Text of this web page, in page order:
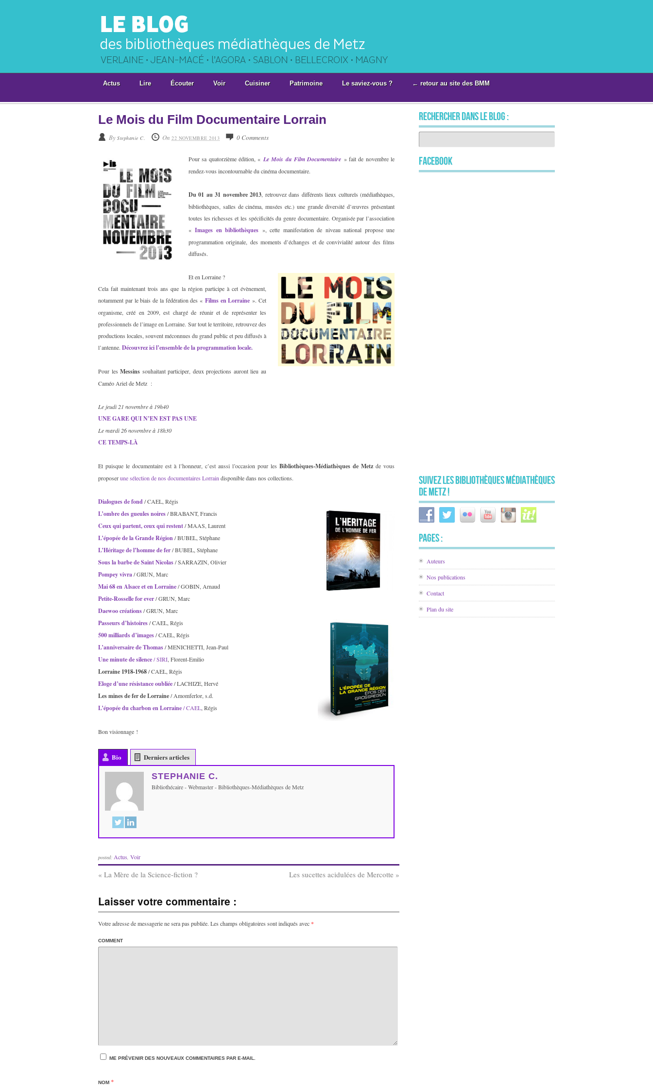
Actus Lire Écouter Voir Cuisiner Patrimoine Le saviez-vous ? ← retour au site des BMM
Le Mois du Film Documentaire Lorrain
By Stephanie C. On 22 NOVEMBRE 2013 0 Comments
Pour sa quatorzième édition, « Le Mois du Film Documentaire » fait de novembre le
rendez-vous incontournable du cinéma documentaire.
Du 01 au 31 novembre 2013 , retrouvez dans différents lieux culturels (médiathèques,
bibliothèques, salles de cinéma, musées etc.) une grande diversité d’œuvres présentant
toutes les richesses et les spécificités du genre documentaire. Organisée par l’association
«Images en bibliothèques », cette manifestation de niveau national propose une
programmation originale, des moments d’échanges et de convivialité autour des films
diffusés.
Et en Lorraine ?
Cela fait maintenant trois ans que la région participe à cet évènement,
notamment par le biais de la fédération des « Films en Lorraine ». Cet
organisme, créé en 2009, est chargé de réunir et de représenter les
professionnels de l’image en Lorraine. Sur tout le territoire, retrouvez des
productions locales, souvent méconnues du grand public et peu diffusés à
l’antenne. Découvrez ici l’ensemble de la programmation locale.
Pour les Messins souhaitant participer, deux projections auront lieu au
Caméo Ariel de Metz :
Le jeudi 21 novembre à 19h40
UNE GARE QUI N’EN EST PAS UNE
Le mardi 26 novembre à 18h30
CE TEMPS-LÀ
Et puisque le documentaire est à l’honneur, c’est aussi l’occasion pour les Bibliothèques-Médiathèques de Metz de vous
proposerune sélection de nos documentaires Lorrain disponible dans nos collections.
Dialogues de fond/ CAEL, Régis
L’ombre des gueules noires/ BRABANT, Francis
Ceux qui partent, ceux qui restent/ MAAS, Laurent
L’épopée de la Grande Région/ BUBEL, Stéphane
L’Héritage de l’homme de fer/ BUBEL, Stéphane
Sous la barbe de Saint Nicolas/ SARRAZIN, Olivier
Pompey vivra/ GRUN, Marc
Mai 68 en Alsace et en Lorraine/ GOBIN, Arnaud
Petite-Rosselle for ever/ GRUN, Marc
Daewoo créations/ GRUN, Marc
Passeurs d’histoires/ CAEL, Régis
500 milliards d’images/ CAEL, Régis
L’anniversaire de Thomas/ MENICHETTI, Jean-Paul
Une minute de silence/ SIRI , Florent-Emilio
Lorraine 1918-1968/ CAEL, Régis
Eloge d’une résistance oubliée/ LACHIZE, Hervé
Les mines de fer de Lorraine/ Amomferlor, s.d.
L’épopée du charbon en Lorraine/ CAEL , Régis
Bon visionnage !
Bio Derniers articles
STEPHANIE C.
Bibliothécaire - Webmaster - Bibliothèques-Médiathèques de Metz
posted: Actus, Voir
« La Mère de la Science-fiction ? Les sucettes acidulées de Mercotte »
Laisser votre commentaire :
Votre adresse de messagerie ne sera pas publiée. Les champs obligatoires sont indiqués avec *
COMMENT
ME PRÉVENIR DES NOUVEAUX COMMENTAIRES PAR E-MAIL.
NOM *
rechercher dans le blog :
Facebook
Suivez les Bibliothèques Médiathèques
de Metz !
Pages :
Auteurs
Nos publications
Contact
Plan du site